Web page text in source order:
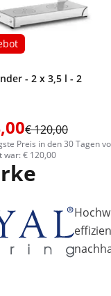
- 2 x 3,5 l - 2
€ 120,00
Preis in den 30 Tagen
war: € 120,00